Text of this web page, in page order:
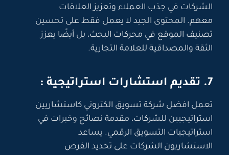
الشركات في جذب العملاء وتعزيز العلاقات
معهم. المحتوى الجيد لا يعمل فقط على تحسين
تصنيف الموقع في محركات البحث، بل أيضًا يعزز
الثقة والمصداقية للعلامة التجارية.
7. تقديم استشارات استراتيجية :
تعمل افضل شركة تسويق الكتروني كاستشاريين
استراتيجيين للشركات، مقدمة نصائح وخبرات في
استراتيجيات التسويق الرقمي. يساعد
الاستشاريون الشركات على تحديد الفرص